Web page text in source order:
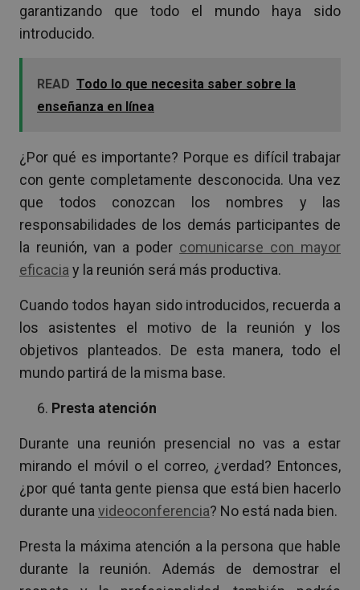
garantizando que todo el mundo haya sido
introducido.
READ Todo lo que necesita saber sobre la
enseñanza en línea
¿Por qué es importante? Porque es difícil trabajar
con gente completamente desconocida. Una vez
que todos conozcan los nombres y las
responsabilidades de los demás participantes de
la reunión, van a poder comunicarse con mayor
eficacia y la reunión será más productiva.
Cuando todos hayan sido introducidos, recuerda a
los asistentes el motivo de la reunión y los
objetivos planteados. De esta manera, todo el
mundo partirá de la misma base.
Presta atención
Durante una reunión presencial no vas a estar
mirando el móvil o el correo, ¿verdad? Entonces,
¿por qué tanta gente piensa que está bien hacerlo
durante una videoconferencia? No está nada bien.
Presta la máxima atención a la persona que hable
durante la reunión. Además de demostrar el